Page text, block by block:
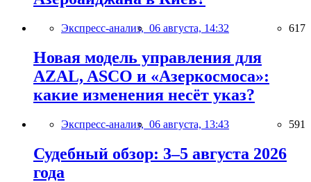
Экспресс-анализ, 06 августа, 14:32 617
Новая модель управления для
AZAL, ASCO и «Азеркосмоса»:
какие изменения несёт указ?
Экспресс-анализ, 06 августа, 13:43 591
Судебный обзор: 3–5 августа 2026
года